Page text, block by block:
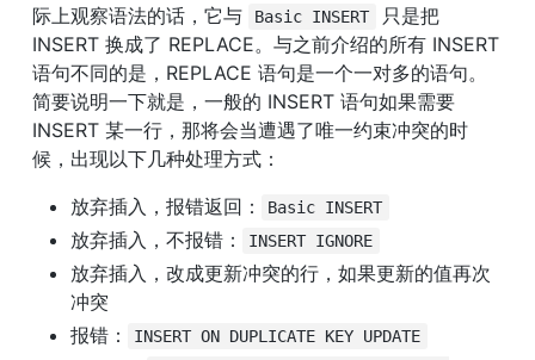
际上观察语法的话，它与
Basic INSERT
只是把
INSERT 换成了 REPLACE。与之前介绍的所有 INSERT
语句不同的是，REPLACE 语句是一个一对多的语句。
简要说明一下就是，一般的 INSERT 语句如果需要
INSERT 某一行，那将会当遭遇了唯一约束冲突的时
候，出现以下几种处理方式：
放弃插入，报错返回：
Basic INSERT
放弃插入，不报错： INSERT IGNORE
放弃插入，改成更新冲突的行，如果更新的值再次
冲突
报错：
INSERT ON DUPLICATE KEY UPDATE